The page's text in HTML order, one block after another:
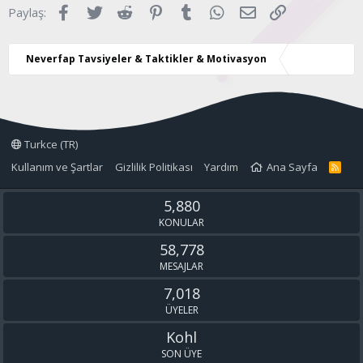
r
Paylaş: Facebook
Twitter Reddit Pinterest
Tumblr WhatsApp
E-posta
Neverfap Tavsiyeler & Taktikler & Motivasyon
Turkce (TR)
Kullanım ve Şartlar
Gizlilik Politikası Yardım Ana Sayfa
R
S
5,880
KONULAR
58,778
MESAJLAR
7,018
ÜYELER
Kohl
SON ÜYE